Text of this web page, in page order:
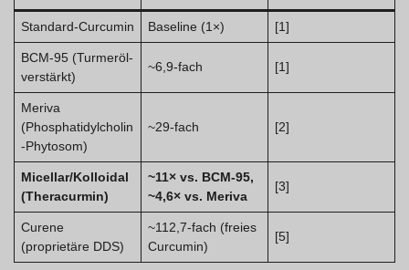
Standard-Curcumin Baseline (1×) [1]
BCM-95 (Turmeröl-
verstärkt)
~6,9-fach [1]
Meriva
(Phosphatidylcholin
-Phytosom)
~29-fach [2]
Micellar/Kolloidal
(Theracurmin)
~11× vs. BCM-95,
~4,6× vs. Meriva
[3]
Curene
(proprietäre DDS)
~112,7-fach (freies
Curcumin)
[5]